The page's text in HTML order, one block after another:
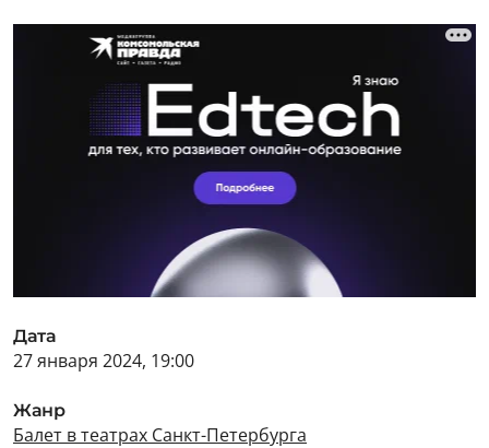
Дата
27 января 2024, 19:00
Жанр
Балет в театрах Санкт-Петербурга